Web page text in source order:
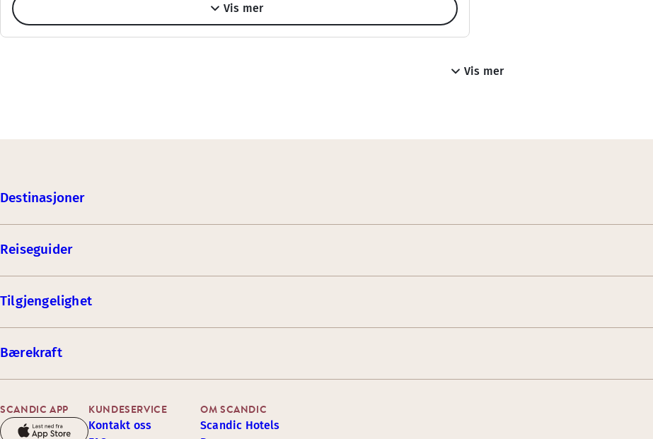
Vis mer
Vis mer
Destinasjoner
Reiseguider
Tilgjengelighet
Bærekraft
SCANDIC APP KUNDESERVICE
Kontakt oss
OM SCANDIC
Scandic Hotels